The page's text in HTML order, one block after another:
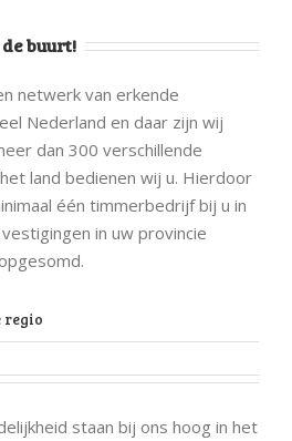
buurt!
netwerk van erkende
Nederland en daar zijn wij
dan 300 verschillende
land bedienen wij u. Hierdoor
één timmerbedrijf bij u in
in uw provincie
regio
staan bij ons hoog in het